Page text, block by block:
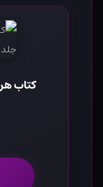
کتاب